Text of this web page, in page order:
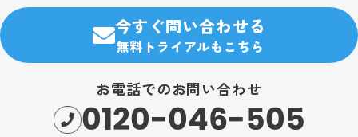
今すぐ問い合わせる
無料トライアルもこちら
お電話でのお問い合わせ
0120-046-505